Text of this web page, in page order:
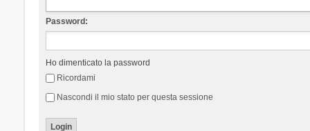
Password:
Ho dimenticato la password
Ricordami
Nascondi il mio stato per questa sessione